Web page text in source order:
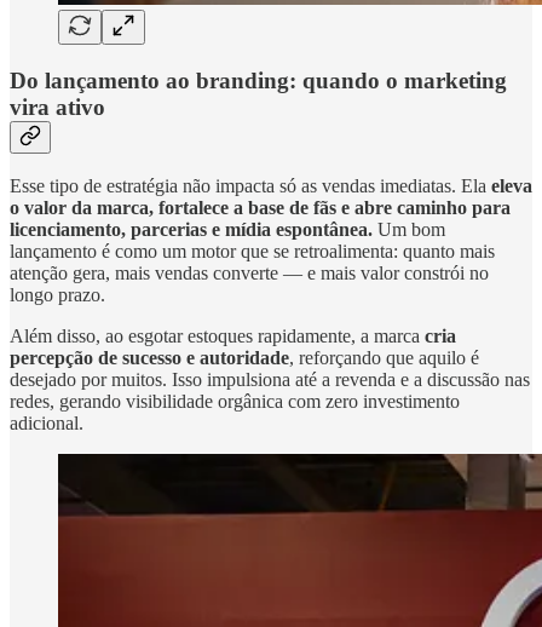
Do lançamento ao branding: quando o marketing
vira ativo
Esse tipo de estratégia não impacta só as vendas imediatas. Ela eleva
o valor da marca, fortalece a base de fãs e abre caminho para
licenciamento, parcerias e mídia espontânea. Um bom
lançamento é como um motor que se retroalimenta: quanto mais
atenção gera, mais vendas converte — e mais valor constrói no
longo prazo.
Além disso, ao esgotar estoques rapidamente, a marca cria
percepção de sucesso e autoridade, reforçando que aquilo é
desejado por muitos. Isso impulsiona até a revenda e a discussão nas
redes, gerando visibilidade orgânica com zero investimento
adicional.